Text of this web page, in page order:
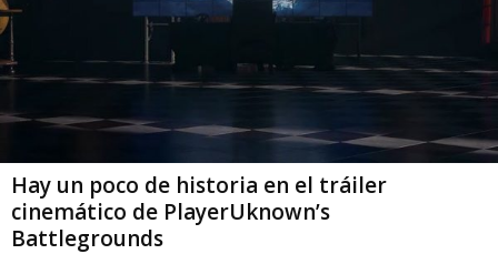
Hay un poco de historia en el tráiler
cinemático de PlayerUknown’s
Battlegrounds